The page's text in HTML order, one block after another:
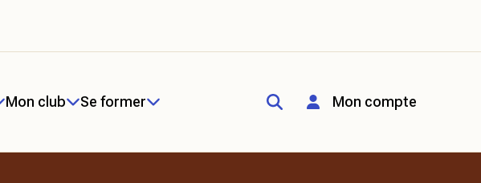
Mon club Se former Mon compte